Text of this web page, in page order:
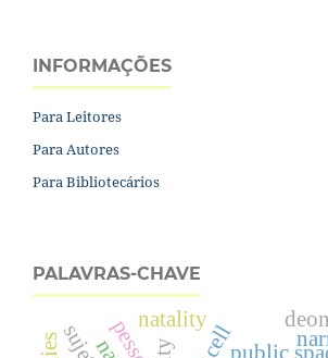
INFORMAÇÕES
Para Leitores
Para Autores
Para Bibliotecários
PALAVRAS-CHAVE
public
natality